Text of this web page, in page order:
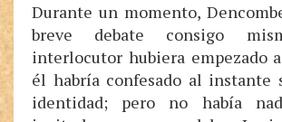
Durante un momento,
breve debate consigo
interlocutor hubiera empezado
él habría confesado al instante
identidad; pero no había